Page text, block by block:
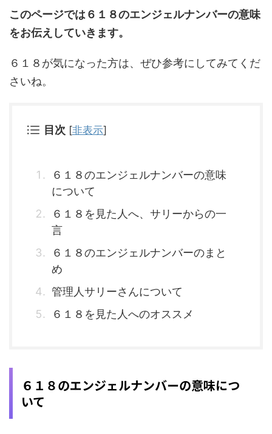
このページでは６１８のエンジェルナンバーの意味
をお伝えしていきます。
６１８が気になった方は、ぜひ参考にしてみてくだ
さいね。
目次 [非表示]
６１８のエンジェルナンバーの意味
について
６１８を見た人へ、サリーからの一
言
６１８のエンジェルナンバーのまと
め
管理人サリーさんについて
６１８を見た人へのオススメ
６１８のエンジェルナンバーの意味につ
いて